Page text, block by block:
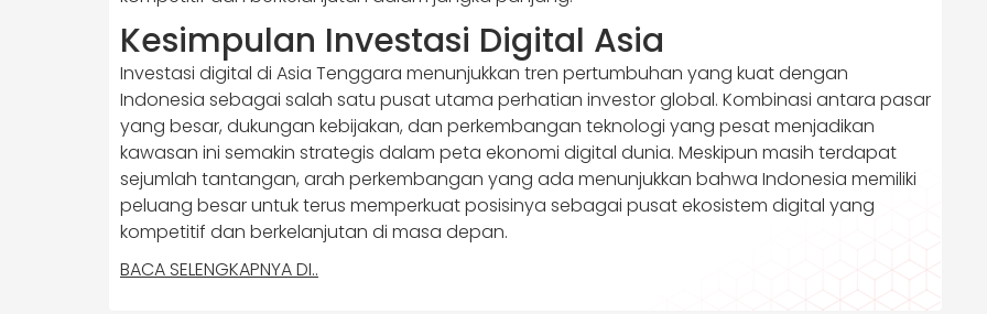
Kesimpulan Investasi Digital Asia
Investasi digital di Asia Tenggara menunjukkan tren pertumbuhan yang kuat dengan
Indonesia sebagai salah satu pusat utama perhatian investor global. Kombinasi antara pasar
yang besar, dukungan kebijakan, dan perkembangan teknologi yang pesat menjadikan
kawasan ini semakin strategis dalam peta ekonomi digital dunia. Meskipun masih terdapat
sejumlah tantangan, arah perkembangan yang ada menunjukkan bahwa Indonesia memiliki
peluang besar untuk terus memperkuat posisinya sebagai pusat ekosistem digital yang
kompetitif dan berkelanjutan di masa depan.
BACA SELENGKAPNYA DI..